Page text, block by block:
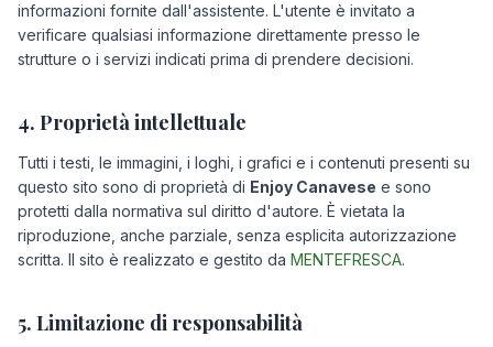
informazioni fornite dall'assistente. L'utente è invitato a
verificare qualsiasi informazione direttamente presso le
strutture o i servizi indicati prima di prendere decisioni.
4. Proprietà intellettuale
Tutti i testi, le immagini, i loghi, i grafici e i contenuti presenti su
questo sito sono di proprietà di Enjoy Canavese e sono
protetti dalla normativa sul diritto d'autore. È vietata la
riproduzione, anche parziale, senza esplicita autorizzazione
scritta. Il sito è realizzato e gestito da MENTEFRESCA.
5. Limitazione di responsabilità